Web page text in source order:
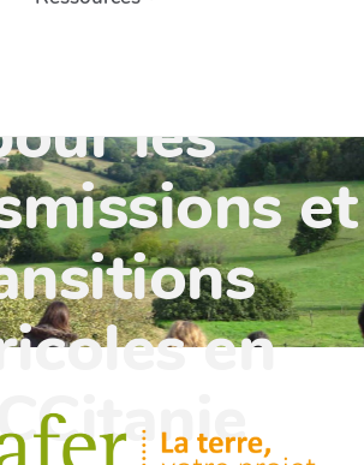
les
et
en